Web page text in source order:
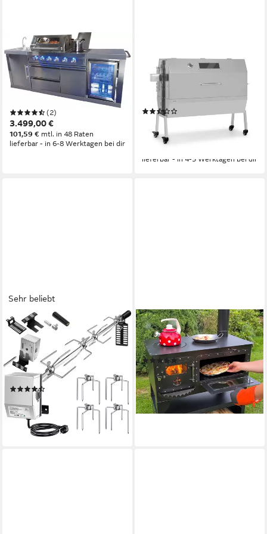
BUSCHBECK
Outdoor-Küche »Oxford« mit
Gasgrill und Kühlschrank
245 x 60 cm B/T
(2)
3.499,00 €
101,59 € mtl. in 48 Raten
lieferbar - in 6-8 Werktagen bei dir
Holzkohlegrill Sauenland Pro
XL, Set, Grillspieß mit Motor
Grill Drehspieß mit Motor
Spanferkel Grill
683,99 €
19,86 €mtl. in 48 Raten
lieferbar - in 4-5 Werktagen bei dir
Sehr beliebt
KESSER
Grillspieß Set 116cm – Motor,
4 Fleischgabeln, bis 25kg
Tragkraft, Für Gas-, Kohle- &
Smokergrills, hitzefester Griff,
ruckelfrei
64,80 €
lieferbar - in 3-4 Werktagen bei dir
ECOFOXX
Grillkamin Gartenherd ELISE-
XL - Notkocher
(2)
539,00 €
15,65 €
mtl. in 48 Raten
lieferbar in 3 Wochen